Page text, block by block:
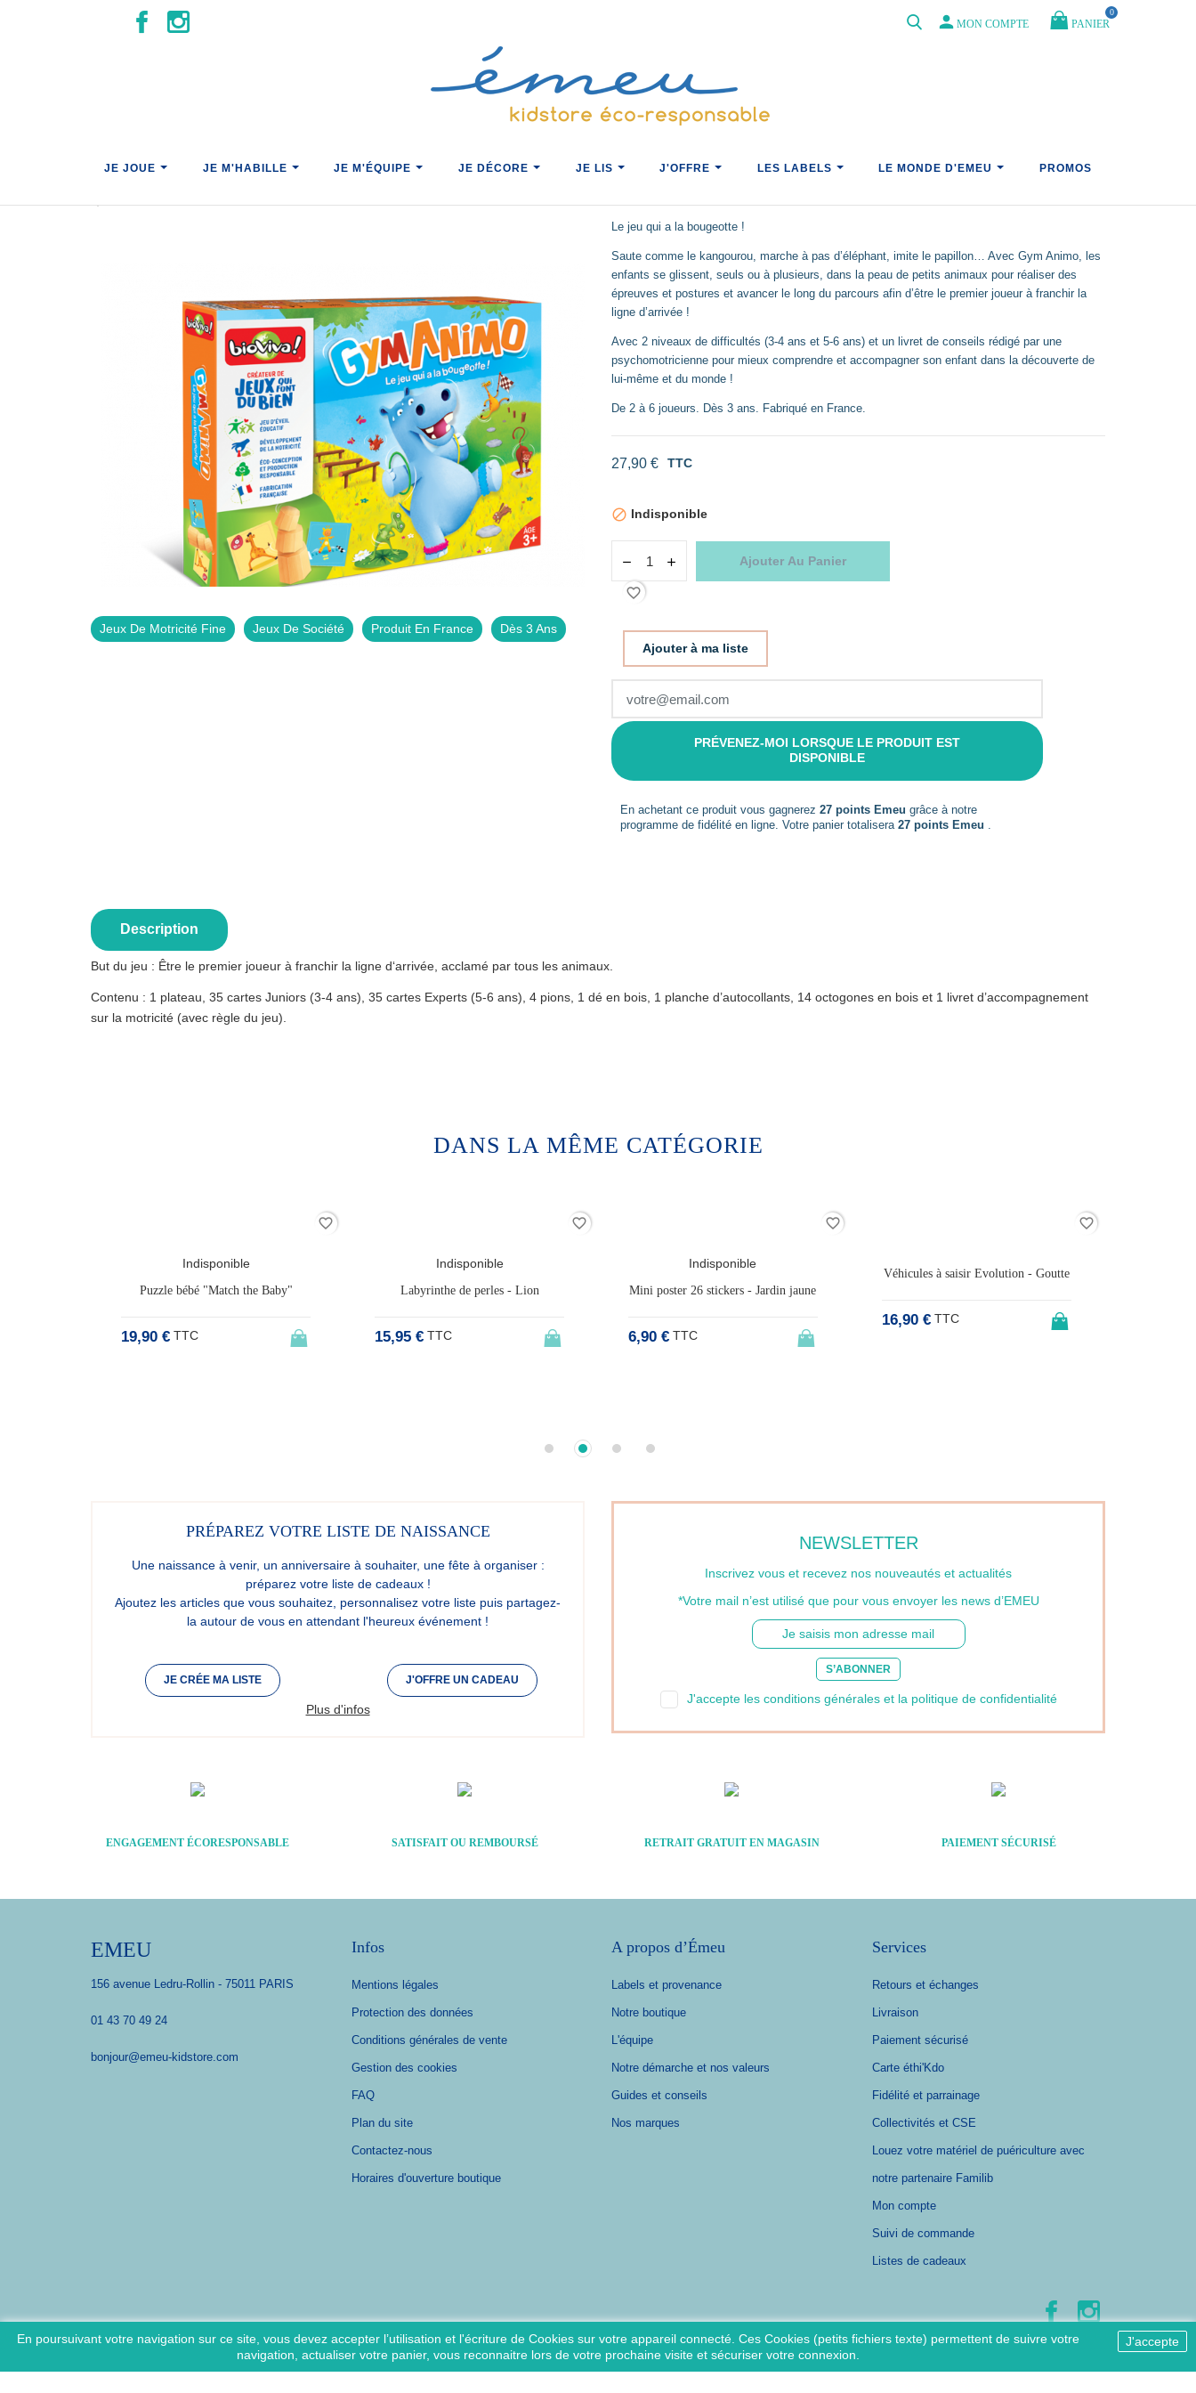
person MON COMPTE
0
PANIER
JE JOUE JE M'HABILLE JE M'ÉQUIPE JE DÉCORE JE LIS J'OFFRE LES LABELS LE MONDE D'EMEU PROMOS
Gym Animo
Jeux De Motricité Fine Jeux De Société Produit En France Dès 3 Ans
ACCUEIL JE JOUE AVEC ÉMEU EVEIL ET DÉCOUVERTE
JEUX DE MOTRICITÉ FINE
Le jeu qui a la bougeotte !
Saute comme le kangourou, marche à pas d’éléphant, imite le papillon… Avec Gym Animo, les
enfants se glissent, seuls ou à plusieurs, dans la peau de petits animaux pour réaliser des
épreuves et postures et avancer le long du parcours afin d’être le premier joueur à franchir la
ligne d’arrivée !
Avec 2 niveaux de difficultés (3-4 ans et 5-6 ans) et un livret de conseils rédigé par une
psychomotricienne pour mieux comprendre et accompagner son enfant dans la découverte de
lui-même et du monde !
De 2 à 6 joueurs. Dès 3 ans. Fabriqué en France.
27,90 € TTC
 Indisponible
Ajouter Au Panier
favorite_border
Ajouter à ma liste
PRÉVENEZ-MOI LORSQUE LE PRODUIT EST
DISPONIBLE
En achetant ce produit vous gagnerez 27 points Emeu grâce à notre
programme de fidélité en ligne. Votre panier totalisera 27 points Emeu
Description
But du jeu : Être le premier joueur à franchir la ligne d‘arrivée, acclamé par tous les animaux.
Contenu : 1 plateau, 35 cartes Juniors (3-4 ans), 35 cartes Experts (5-6 ans), 4 pions, 1 dé en bois, 1 planche d’autocollants, 14 octogones en bois et 1 livret d’accompagnement
sur la motricité (avec règle du jeu).
DANS LA MÊME CATÉGORIE
Indisponible
Labyrinthe de perles - Lion
15,95 € TTC
favorite_border
Indisponible
Mini poster 26 stickers - Jardin jaune
6,90 € TTC
favorite_border
Véhicules à saisir Evolution - Goutte
favorite_border favorite_border
PRÉPAREZ VOTRE LISTE DE NAISSANCE
Une naissance à venir, un anniversaire à souhaiter, une fête à organiser :
préparez votre liste de cadeaux !
Ajoutez les articles que vous souhaitez, personnalisez votre liste puis partagez-
la autour de vous en attendant l'heureux événement !
JE CRÉE MA LISTE J'OFFRE UN CADEAU
Plus d'infos
NEWSLETTER
Inscrivez vous et recevez nos nouveautés et actualités
*Votre mail n’est utilisé que pour vous envoyer les news d’EMEU
S’ABONNER
J'accepte les conditions générales et la politique de confidentialité
ENGAGEMENT ÉCORESPONSABLE SATISFAIT OU REMBOURSÉ RETRAIT GRATUIT EN MAGASIN PAIEMENT SÉCURISÉ
EMEU
156 avenue Ledru-Rollin - 75011 PARIS
01 43 70 49 24
bonjour@emeu-kidstore.com
Infos
Mentions légales
Protection des données
Conditions générales de vente
Gestion des cookies
FAQ
Plan du site
Contactez-nous
Horaires d'ouverture boutique
A propos d’Émeu
Labels et provenance
Notre boutique
L'équipe
Notre démarche et nos valeurs
Guides et conseils
Nos marques
Services
Retours et échanges
Livraison
Paiement sécurisé
Carte éthi'Kdo
Fidélité et parrainage
Collectivités et CSE
Louez votre matériel de puériculture avec
notre partenaire Familib
Mon compte
Suivi de commande
Listes de cadeaux
En poursuivant votre navigation sur ce site, vous devez accepter l’utilisation et l'écriture de Cookies sur votre appareil connecté. Ces Cookies (petits fichiers texte) permettent de suivre votre
navigation, actualiser votre panier, vous reconnaitre lors de votre prochaine visite et sécuriser votre connexion.
J'accepte